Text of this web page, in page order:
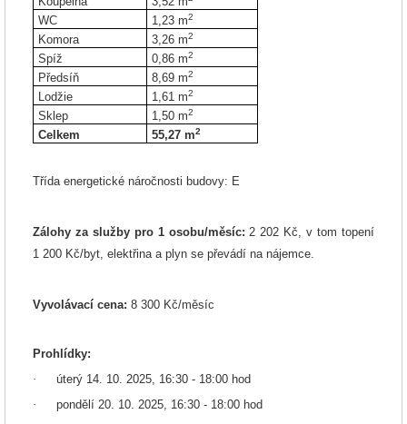
WC 1,23 m2
Komora 3,26 m2
Spíž 0,86 m2
Předsíň 8,69m2
Lodžie 1,61 m2
Sklep 1,50m2
Celkem 55,27m2
Třída energetické náročnosti budovy: E
Zálohy za služby pro 1 osobu/měsíc: 2 202 Kč, v tom topení
1 200 Kč/byt, elektřina a plyn se převádí na nájemce.
Vyvolávací cena: 8 300 Kč/měsíc
Prohlídky:
·
úterý 14. 10. 2025, 16:30 - 18:00 hod
·
pondělí 20. 10. 2025, 16:30 - 18:00 hod